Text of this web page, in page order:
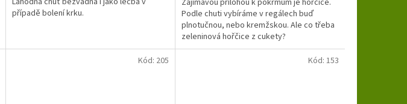
5
případě bolení krku.
Podle chuti vybíráme v regálech buď
plnotučnou, nebo kremžskou. Ale co třeba
zeleninová hořčice z cukety?
Kód: 205 Kód: 153